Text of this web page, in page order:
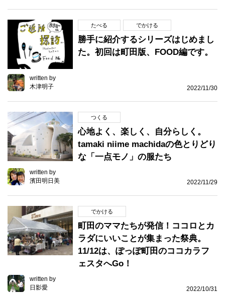
たべる でかける
勝手に紹介するシリーズはじめまし
た。初回は町田版、FOOD編です。
written by
木津明子
2022/11/30
つくる
心地よく、楽しく、自分らしく。
tamaki niime machidaの色とりどり
な「一点モノ」の服たち
written by
濱田明日美
2022/11/29
でかける
町田のママたちが発信！ココロとカ
ラダにいいことが集まった祭典。
11/12は、ぽっぽ町田のココカラフ
ェスタへGo！
written by
日影愛
2022/10/31